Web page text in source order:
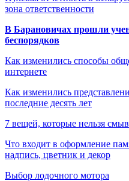
зона ответственности
В Барановичах прошли
беспорядков
Как изменились способы
интернете
Как изменились
последние десять лет
7 вещей, которые нельзя
Что входит в оформление
надпись, цветник и декор
Выбор лодочного мотора